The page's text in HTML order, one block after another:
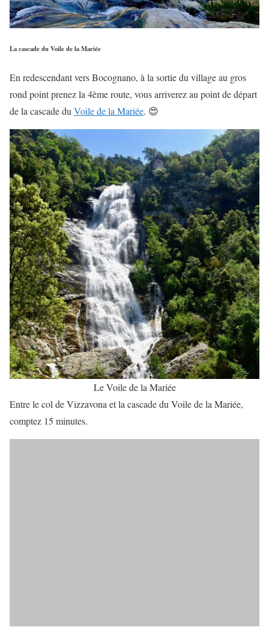
La cascade du Voile de la Mariée
En redescendant vers Bocognano, à la sortie du village au gros
rond point prenez la 4ème route, vous arriverez au point de départ
de la cascade du Voile de la Mariée. 😍
Le Voile de la Mariée
Entre le col de Vizzavona et la cascade du Voile de la Mariée,
comptez 15 minutes.